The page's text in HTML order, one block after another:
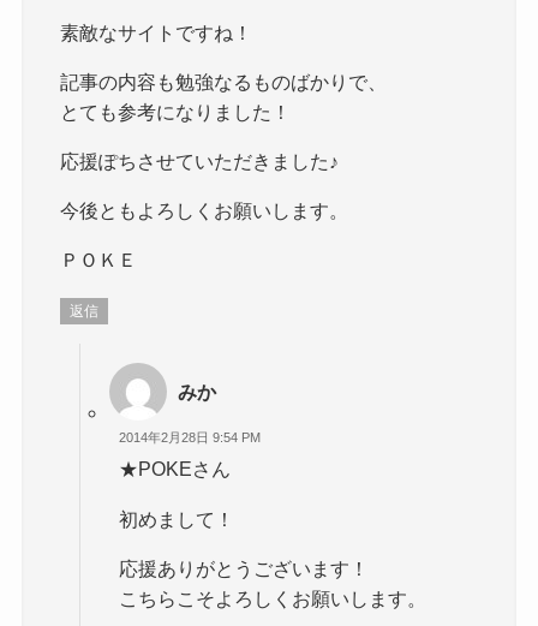
素敵なサイトですね！
記事の内容も勉強なるものばかりで、
とても参考になりました！
応援ぽちさせていただきました♪
今後ともよろしくお願いします。
ＰＯＫＥ
返信
みか
2014年2月28日 9:54 PM
★POKEさん
初めまして！
応援ありがとうございます！
こちらこそよろしくお願いします。